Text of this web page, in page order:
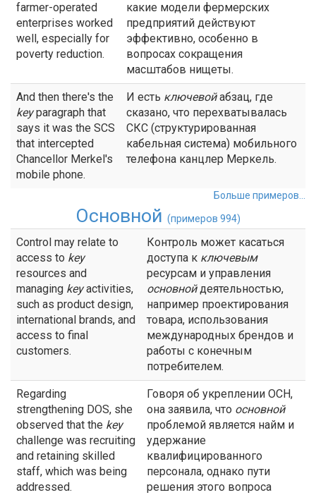
farmer-operated
enterprises worked
well, especially for
poverty reduction.
какие модели фермерских
предприятий действуют
эффективно, особенно в
вопросах сокращения
масштабов нищеты.
And then there's the
keyparagraph that
says it was the SCS
that intercepted
Chancellor Merkel's
mobile phone.
И есть ключевойабзац, где
сказано, что перехватывалась
СКС (структурированная
кабельная система) мобильного
телефона канцлер Меркель.
Больше примеров...
Основной (примеров 994)
Control may relate to
access to key
resources and
managing keyactivities,
such as product design,
international brands, and
access to final
customers.
Контроль может касаться
доступа к ключевым
ресурсам и управления
основнойдеятельностью,
например проектирования
товара, использования
международных брендов и
работы с конечным
потребителем.
Regarding
strengthening DOS, she
observed that the key
challenge was recruiting
and retaining skilled
staff, which was being
addressed.
Говоря об укреплении ОСН,
она заявила, что основной
проблемой является найм и
удержание
квалифицированного
персонала, однако пути
решения этого вопроса